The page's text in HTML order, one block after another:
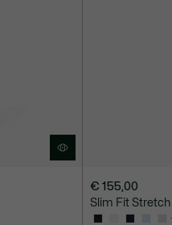
€ 155,00
Slim Fit Stretch